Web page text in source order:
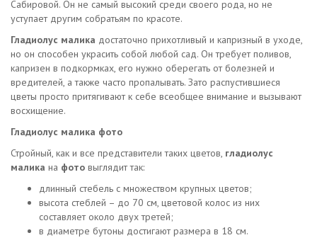
Сабировой. Он не самый высокий среди своего рода, но не
уступает другим собратьям по красоте.
Гладиолус малика достаточно прихотливый и капризный в уходе,
но он способен украсить собой любой сад. Он требует поливов,
капризен в подкормках, его нужно оберегать от болезней и
вредителей, а также часто пропалывать. Зато распустившиеся
цветы просто притягивают к себе всеобщее внимание и вызывают
восхищение.
Гладиолус малика фото
Стройный, как и все представители таких цветов, гладиолус
малика на фото выглядит так:
длинный стебель с множеством крупных цветов;
высота стеблей – до 70 см, цветовой колос из них
составляет около двух третей;
в диаметре бутоны достигают размера в 18 см.